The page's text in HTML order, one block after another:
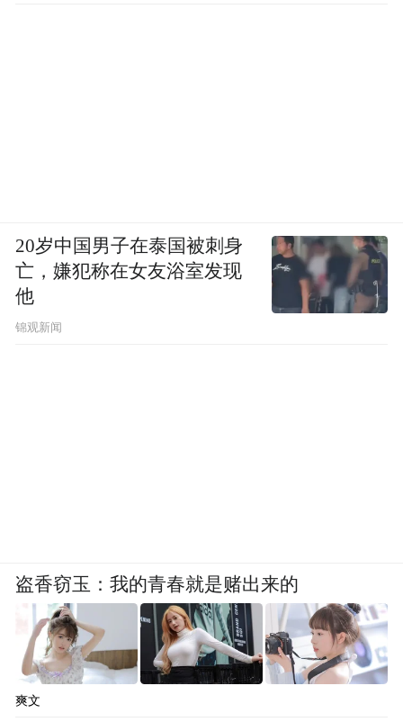
20岁中国男子在泰国被刺身
亡，嫌犯称在女友浴室发现
他
锦观新闻
盗香窃玉：我的青春就是赌出来的
爽文